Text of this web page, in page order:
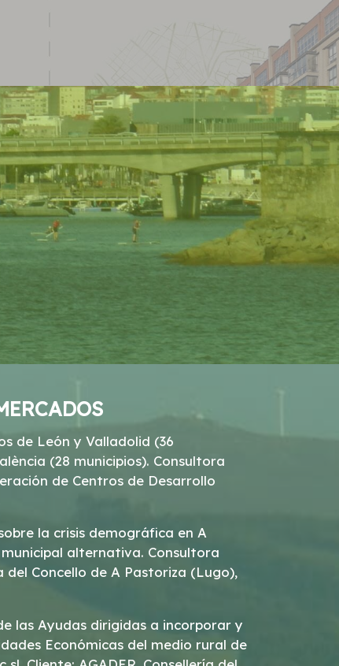
de León y Valladolid (36
(28 municipios). Consultora
de Centros de Desarrollo
la crisis demográfica en A
alternativa. Consultora
del Concello de A Pastoriza (Lugo),
Económicas del medio rural de